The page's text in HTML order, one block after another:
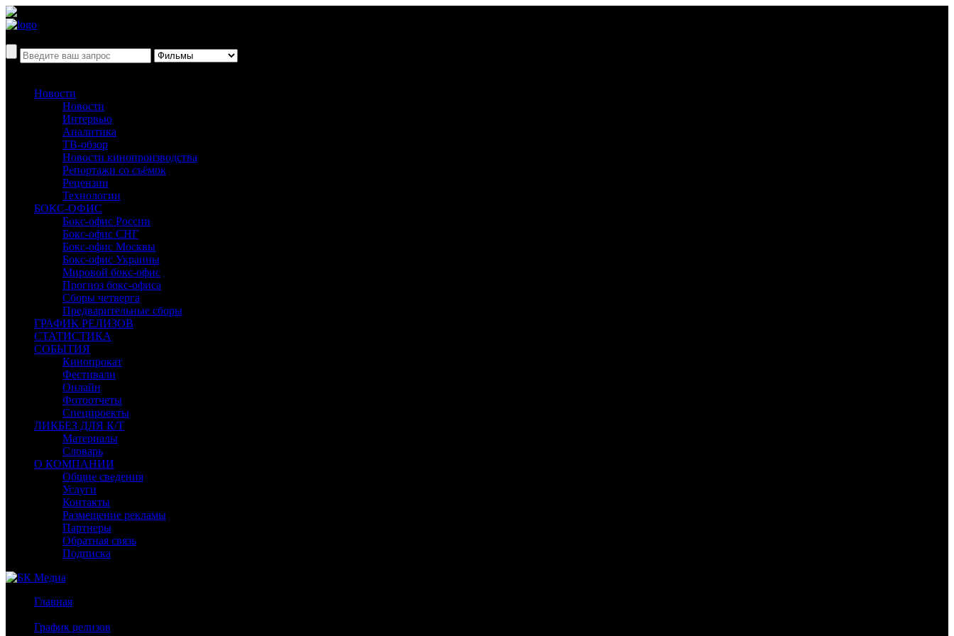
Новости
Новости
Интервью
Аналитика
ТВ-обзор
Новости кинопроизводства
Репортажи со съёмок
Рецензии
Технологии
БОКС-ОФИС
Бокс-офис России
Бокс-офис СНГ
Бокс-офис Москвы
Бокс-офис Украины
Мировой бокс-офис
Прогноз бокс-офиса
Сборы четверга
Предварительные сборы
ГРАФИК РЕЛИЗОВ
СТАТИСТИКА
СОБЫТИЯ
Кинопрокат
Фестивали
Онлайн
Фотоотчеты
Спецпроекты
ЛИКБЕЗ ДЛЯ К/Т
Материалы
Словарь
О КОМПАНИИ
Общие сведения
Услуги
Контакты
Размещение рекламы
Партнеры
Обратная связь
Подписка
Главная
График релизов